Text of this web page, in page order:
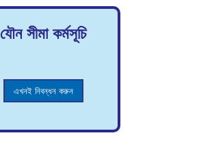
যৌন সীমা কর্মসূচি
এখনই নিবন্ধন করুন